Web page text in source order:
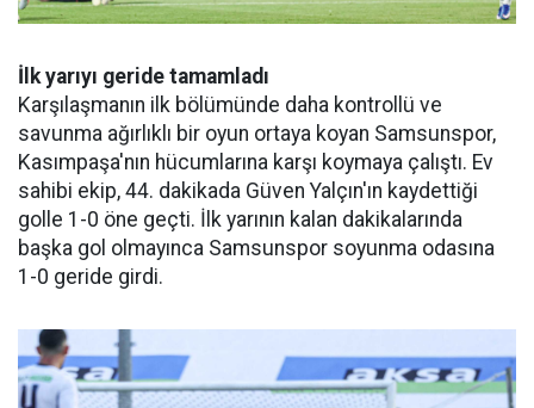
İlk yarıyı geride tamamladı
Karşılaşmanın ilk bölümünde daha kontrollü ve
savunma ağırlıklı bir oyun ortaya koyan Samsunspor,
Kasımpaşa'nın hücumlarına karşı koymaya çalıştı. Ev
sahibi ekip, 44. dakikada Güven Yalçın'ın kaydettiği
golle 1-0 öne geçti. İlk yarının kalan dakikalarında
başka gol olmayınca Samsunspor soyunma odasına
1-0 geride girdi.